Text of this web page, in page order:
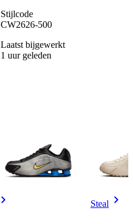
Stijlcode
CW2626-500
Laatst bijgewerkt
1 uur geleden
Steal